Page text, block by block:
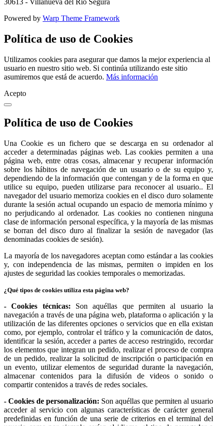
30613 - Villanueva del Río Segura
Powered by Warp Theme Framework
Política de uso de Cookies
Utilizamos cookies para asegurar que damos la mejor experiencia al
usuario en nuestro sitio web. Si continúa utilizando este sitio
asumiremos que está de acuerdo. Más información
Acepto
Política de uso de Cookies
Una Cookie es un fichero que se descarga en su ordenador al
acceder a determinadas páginas web. Las cookies permiten a una
página web, entre otras cosas, almacenar y recuperar información
sobre los hábitos de navegación de un usuario o de su equipo y,
dependiendo de la información que contengan y de la forma en que
utilice su equipo, pueden utilizarse para reconocer al usuario.. El
navegador del usuario memoriza cookies en el disco duro solamente
durante la sesión actual ocupando un espacio de memoria mínimo y
no perjudicando al ordenador. Las cookies no contienen ninguna
clase de información personal específica, y la mayoría de las mismas
se borran del disco duro al finalizar la sesión de navegador (las
denominadas cookies de sesión).
La mayoría de los navegadores aceptan como estándar a las cookies
y, con independencia de las mismas, permiten o impiden en los
ajustes de seguridad las cookies temporales o memorizadas.
¿Qué tipos de cookies utiliza esta página web?
- Cookies técnicas: Son aquéllas que permiten al usuario la
navegación a través de una página web, plataforma o aplicación y la
utilización de las diferentes opciones o servicios que en ella existan
como, por ejemplo, controlar el tráfico y la comunicación de datos,
identificar la sesión, acceder a partes de acceso restringido, recordar
los elementos que integran un pedido, realizar el proceso de compra
de un pedido, realizar la solicitud de inscripción o participación en
un evento, utilizar elementos de seguridad durante la navegación,
almacenar contenidos para la difusión de videos o sonido o
compartir contenidos a través de redes sociales.
- Cookies de personalización: Son aquéllas que permiten al usuario
acceder al servicio con algunas características de carácter general
predefinidas en función de una serie de criterios en el terminal del